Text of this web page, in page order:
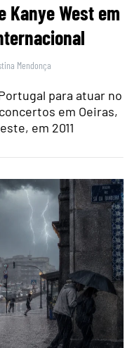
Kanye West em
Mendonça
para atuar no
em Oeiras,
em 2011